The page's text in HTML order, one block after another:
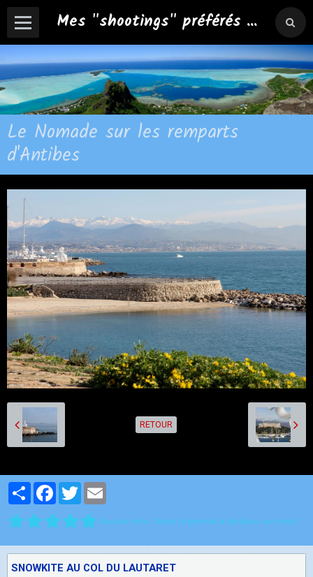
Mes "shootings" préférés ...
Le Nomade sur les remparts
d'Antibes
RETOUR
PartagerFacebook
Twitter
Aucune note. Soyez le premier à attribuer une note !
SNOWKITE AU COL DU LAUTARET